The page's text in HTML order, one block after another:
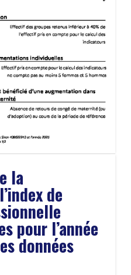
la
de
pour l’année
données